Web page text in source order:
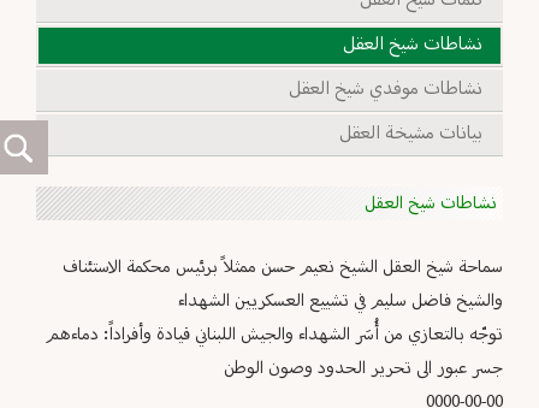
نشاطات شيخ العقل
نشاطات موفدي شيخ العقل
بيانات مشيخة العقل
نشاطات شيخ العقل
سماحة شيخ العقل الشيخ نعيم حسن ممثلاً برئيس محكمة الاستئناف
والشيخ فاضل سليم في تشييع العسكريين الشهداء
توجّه بالتعازي من أُسَر الشهداء والجيش اللبناني قيادة وأفراداً: دماءهم
جسر عبور الى تحرير الحدود وصون الوطن
0000-00-00